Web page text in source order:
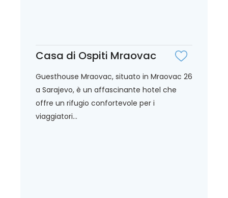
Casa di Ospiti Mraovac
Guesthouse Mraovac, situato in Mraovac 26
a Sarajevo, è un affascinante hotel che
offre un rifugio confortevole per i
viaggiatori...